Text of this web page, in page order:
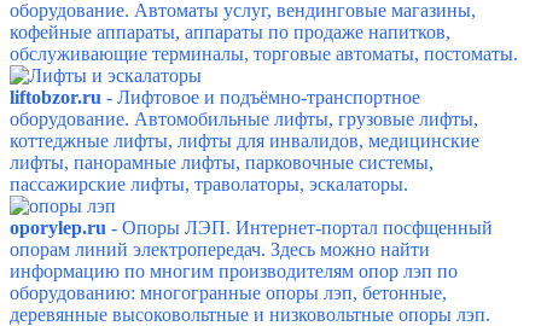
оборудование. Автоматы услуг, вендинговые магазины,
кофейные аппараты, аппараты по продаже напитков,
обслуживающие терминалы, торговые автоматы, постоматы.
liftobzor.ru - Лифтовое и подъёмно-транспортное
оборудование. Автомобильные лифты, грузовые лифты,
коттеджные лифты, лифты для инвалидов, медицинские
лифты, панорамные лифты, парковочные системы,
пассажирские лифты, траволаторы, эскалаторы.
oporylep.ru - Опоры ЛЭП. Интернет-портал посфщенный
опорам линий электропередач. Здесь можно найти
информацию по многим производителям опор лэп по
оборудованию: многогранные опоры лэп, бетонные,
деревянные высоковольтные и низковольтные опоры лэп.